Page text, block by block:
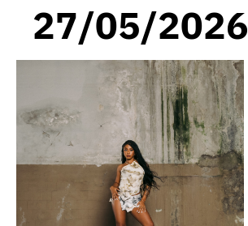
27/05/2026